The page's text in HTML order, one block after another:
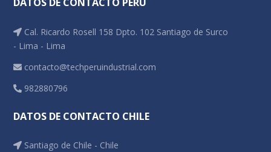
Sonómetros
Cal. Ricardo Rosell 158 Dpto. 102 Santiago de Surco
- Lima - Lima
contacto@techperuindustrial.com
982880796
DATOS DE CONTACTO CHILE
Santiago de Chile - Chile